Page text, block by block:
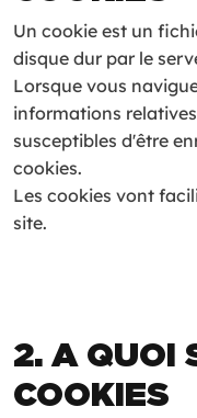
Un cookie est un
disque dur par le
Lorsque vous
informations
susceptibles d'être
cookies.
Les cookies vont
site.
2. A QUOI
COOKIES